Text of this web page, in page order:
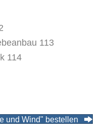
113
114
und Wind" bestellen